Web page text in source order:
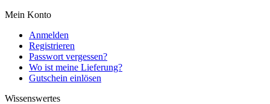
Mein Konto
Anmelden
Registrieren
Passwort vergessen?
Wo ist meine Lieferung?
Gutschein einlösen
Wissenswertes